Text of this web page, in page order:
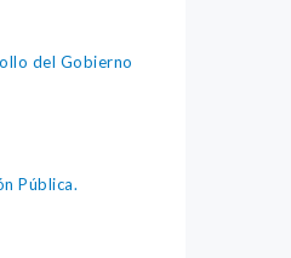
del Gobierno
Pública.